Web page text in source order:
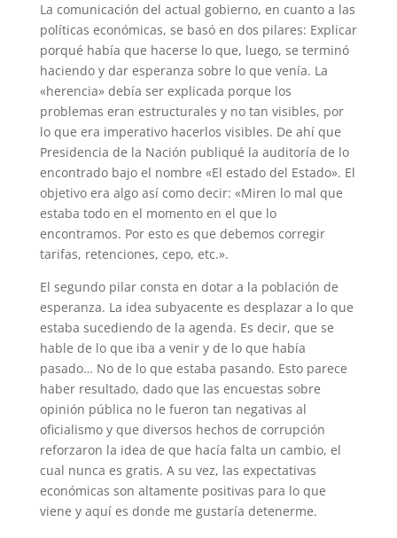
La comunicación del actual gobierno, en cuanto a las
políticas económicas, se basó en dos pilares: Explicar
porqué había que hacerse lo que, luego, se terminó
haciendo y dar esperanza sobre lo que venía. La
«herencia» debía ser explicada porque los
problemas eran estructurales y no tan visibles, por
lo que era imperativo hacerlos visibles. De ahí que
Presidencia de la Nación publiqué la auditoría de lo
encontrado bajo el nombre «El estado del Estado». El
objetivo era algo así como decir: «Miren lo mal que
estaba todo en el momento en el que lo
encontramos. Por esto es que debemos corregir
tarifas, retenciones, cepo, etc.».
El segundo pilar consta en dotar a la población de
esperanza. La idea subyacente es desplazar a lo que
estaba sucediendo de la agenda. Es decir, que se
hable de lo que iba a venir y de lo que había
pasado… No de lo que estaba pasando. Esto parece
haber resultado, dado que las encuestas sobre
opinión pública no le fueron tan negativas al
oficialismo y que diversos hechos de corrupción
reforzaron la idea de que hacía falta un cambio, el
cual nunca es gratis. A su vez, las expectativas
económicas son altamente positivas para lo que
viene y aquí es donde me gustaría detenerme.